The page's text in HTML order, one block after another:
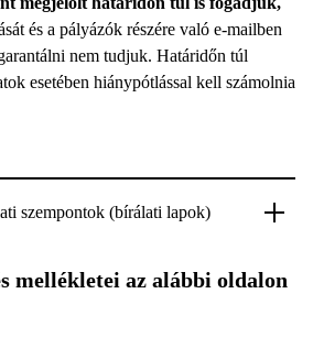
és a pályázók részére való e-mailben
nem tudjuk. Határidőn túl
esetében hiánypótlással kell számolnia
szempontok (bírálati lapok)
mellékletei az alábbi oldalon